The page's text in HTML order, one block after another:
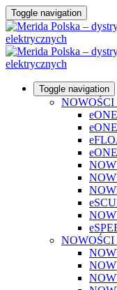
Toggle navigation
Toggle navigation